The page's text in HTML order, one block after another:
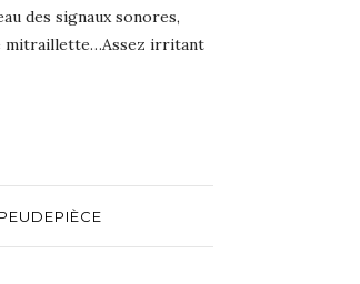
des signaux sonores,
mitraillette…Assez irritant